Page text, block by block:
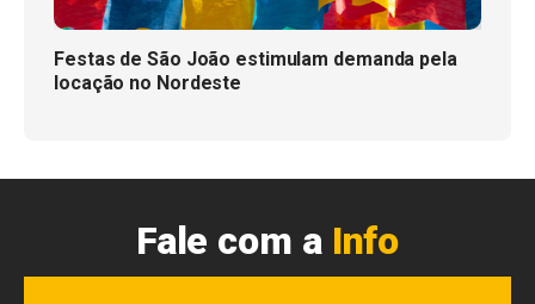
Festas de São João estimulam demanda pela
locação no Nordeste
Fale com a Info